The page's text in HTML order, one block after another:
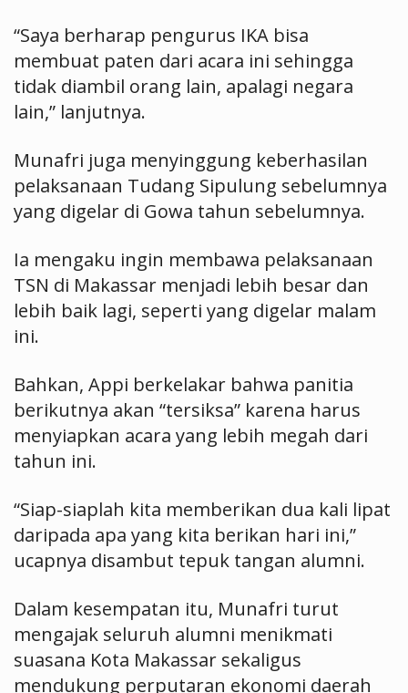
“Saya berharap pengurus IKA bisa
membuat paten dari acara ini sehingga
tidak diambil orang lain, apalagi negara
lain,” lanjutnya.
Munafri juga menyinggung keberhasilan
pelaksanaan Tudang Sipulung sebelumnya
yang digelar di Gowa tahun sebelumnya.
Ia mengaku ingin membawa pelaksanaan
TSN di Makassar menjadi lebih besar dan
lebih baik lagi, seperti yang digelar malam
ini.
Bahkan, Appi berkelakar bahwa panitia
berikutnya akan “tersiksa” karena harus
menyiapkan acara yang lebih megah dari
tahun ini.
“Siap-siaplah kita memberikan dua kali lipat
daripada apa yang kita berikan hari ini,”
ucapnya disambut tepuk tangan alumni.
Dalam kesempatan itu, Munafri turut
mengajak seluruh alumni menikmati
suasana Kota Makassar sekaligus
mendukung perputaran ekonomi daerah